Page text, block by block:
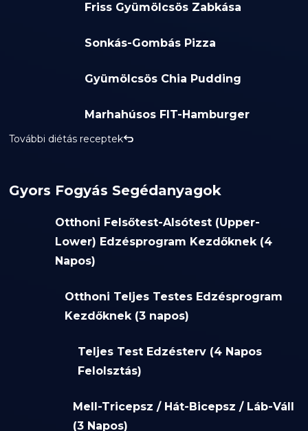
Friss Gyümölcsös Zabkása
Sonkás-Gombás Pizza
Gyümölcsös Chia Pudding
Marhahúsos FIT-Hamburger
További diétás receptek
Gyors Fogyás Segédanyagok
Otthoni Felsőtest-Alsótest (Upper-
Lower) Edzésprogram Kezdőknek (4
Napos)
Otthoni Teljes Testes Edzésprogram
Kezdőknek (3 napos)
Teljes Test Edzésterv (4 Napos
Felolsztás)
Mell-Tricepsz / Hát-Bicepsz / Láb-Váll
(3 Napos)